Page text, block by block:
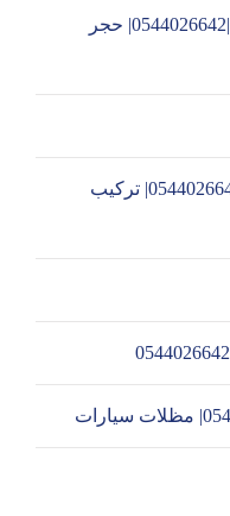
تركيب حجر صناعي في الشارقة |0544026642| حجر
تركيب جبس بورد في الشارقة |0544026642| تركيب